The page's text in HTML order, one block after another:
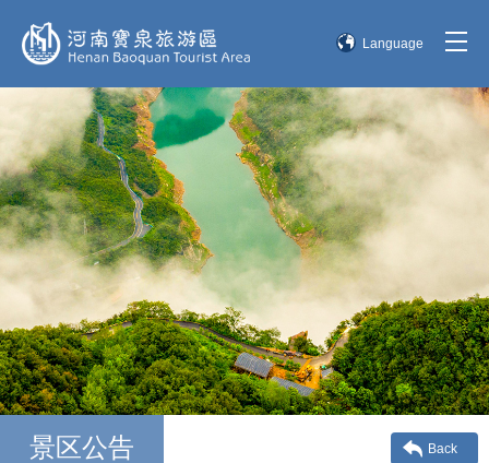
Language
English
한국어
日本語
景区公告 Back